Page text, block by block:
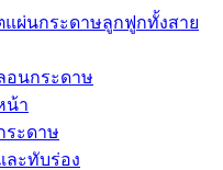
แผ่นกระดาษลูกฟูกทั้งสาย
อนกระดาษ
น้า
ระดาษ
ละทับร่อง